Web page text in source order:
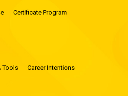
Certificate Program
Tools Career Intentions